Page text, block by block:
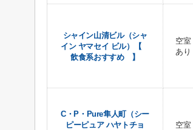
シャイン山清ビル（シャ
イン ヤマセイ ビル）【
飲食系おすすめ 】
空室
あり
C・P・Pure隼人町（シー
ピーピュア ハヤトチョ
空室